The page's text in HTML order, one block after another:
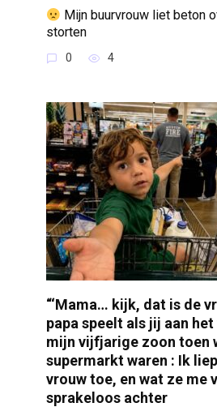
Mijn buurvrouw liet beton
storten
0 4
“‘Mama… kijk, dat is de
papa speelt als jij aan het
mijn vijfjarige zoon toen
supermarkt waren : Ik
vrouw toe, en wat ze me
sprakeloos achter